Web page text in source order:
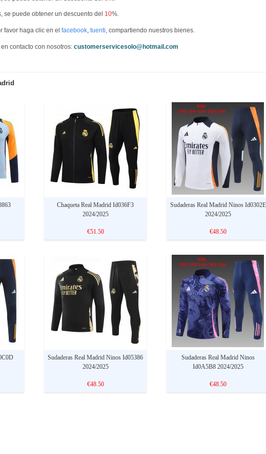
se puede obtener un descuento del 10%.
favor haga clic en el facebook, tuenti, compartiendo nuestros bienes.
contacto con nosotros: customerservicesolo@hotmail.com
Chaqueta Real Madrid Id036F3
2024/2025
€51.50
Sudaderas Real Madrid Ninos Id0302E
2024/2025
€48.50
Sudaderas Real Madrid Ninos Id05386
2024/2025
€48.50
Sudaderas Real Madrid Ninos
Id0A5B8 2024/2025
€48.50